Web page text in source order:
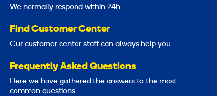
We normally respond within 24h
Find Customer Center
Our customer center staff can always help you
Frequently Asked Questions
Here we have gathered the answers to the most
common questions